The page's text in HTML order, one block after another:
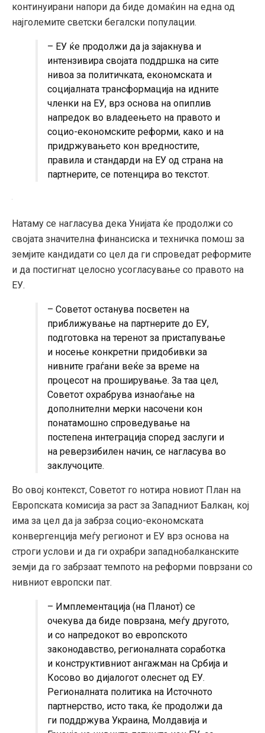
континуирани напори да биде домаќин на една од
најголемите светски бегалски популации.
– ЕУ ќе продолжи да ја зајакнува и
интензивира својата поддршка на сите
нивоа за политичката, економската и
социјалната трансформација на идните
членки на ЕУ, врз основа на опиплив
напредок во владеењето на правото и
социо-економските реформи, како и на
придржувањето кон вредностите,
правила и стандарди на ЕУ од страна на
партнерите, се потенцира во текстот.
Натаму се нагласува дека Унијата ќе продолжи со
својата значителна финансиска и техничка помош за
земјите кандидати со цел да ги спроведат реформите
и да постигнат целосно усогласување со правото на
ЕУ.
– Советот останува посветен на
приближување на партнерите до ЕУ,
подготовка на теренот за пристапување
и носење конкретни придобивки за
нивните граѓани веќе за време на
процесот на проширување. За таа цел,
Советот охрабрува изнаоѓање на
дополнителни мерки насочени кон
понатамошно спроведување на
постепена интеграција според заслуги и
на реверзибилен начин, се нагласува во
заклучоците.
Во овој контекст, Советот го нотира новиот План на
Европската комисија за раст за Западниот Балкан, кој
има за цел да ја забрза социо-економската
конвергенција меѓу регионот и ЕУ врз основа на
строги услови и да ги охрабри западнобалканските
земји да го забрзаат темпото на реформи поврзани со
нивниот европски пат.
– Имплементација (на Планот) се
очекува да биде поврзана, меѓу другото,
и со напредокот во европското
законодавство, регионалната соработка
и конструктивниот ангажман на Србија и
Косово во дијалогот олеснет од ЕУ.
Регионалната политика на Источното
партнерство, исто така, ќе продолжи да
ги поддржува Украина, Молдавија и